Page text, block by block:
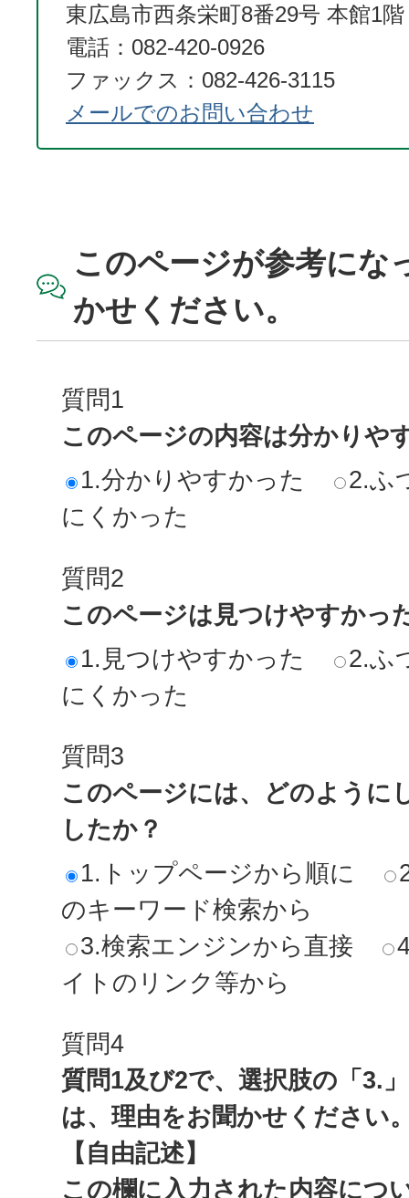
東広島市西条栄町8番29号 本館1階
電話：082-420-0926
ファックス：082-426-3115
メールでのお問い合わせ
このページが参考にな
かせください。
質問1
このページの内容は分かりや
1.分かりやすかった
2.ふ
にくかった
質問2
このページは見つけやすかっ
1.見つけやすかった
2.ふ
にくかった
質問3
このページには、どのように
したか？
1.トップページから順に
のキーワード検索から
3.検索エンジンから直接
イトのリンク等から
質問4
質問1及び2で、選択肢の「3.
は、理由をお聞かせください
【自由記述】
この欄に入力された内容につ